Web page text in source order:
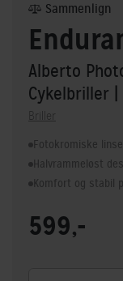
Alberto
Cykelbriller
Briller
Fotokromiske
Halvrammeløst
Komfort og stabil
Sammenlign
599,-